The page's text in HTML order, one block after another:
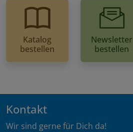
Katalog
bestellen
Newsletter
bestellen
Kontakt
Wir sind gerne für Dich da!